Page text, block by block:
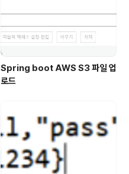
Spring boot AWS S3 파일 업
로드